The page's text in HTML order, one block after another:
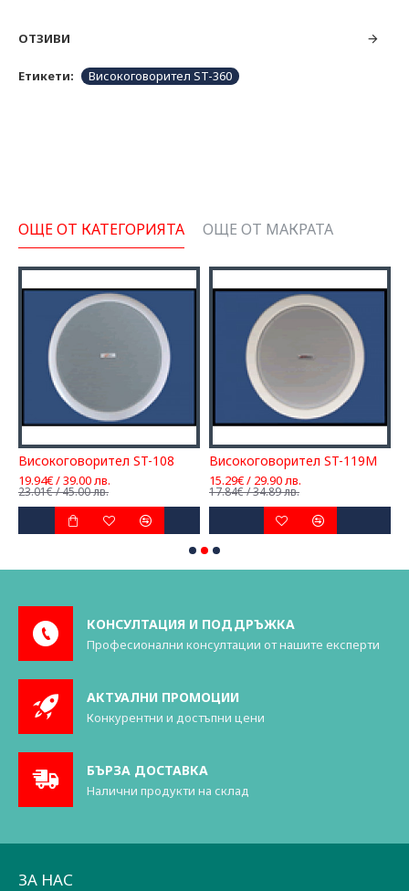
ОТЗИВИ
Етикети: Високоговорител ST-360
ОЩЕ ОТ КАТЕГОРИЯТА ОЩЕ ОТ МАКРАТА
Високоговорител ST-108
19.94€ / 39.00 лв.
23.01€ / 45.00 лв.
Високоговорител ST-119M
15.29€ / 29.90 лв.
17.84€ / 34.89 лв.
КОНСУЛТАЦИЯ И ПОДДРЪЖКА
Професионални консултации от нашите експерти
АКТУАЛНИ ПРОМОЦИИ
Конкурентни и достъпни цени
БЪРЗА ДОСТАВКА
Налични продукти на склад
ЗА НАС